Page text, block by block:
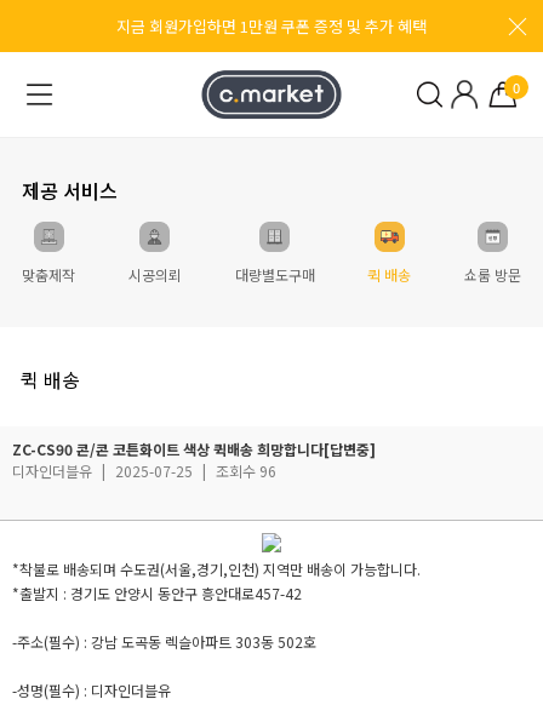
지금 회원가입하면 1만원 쿠폰 증정 및 추가 혜택
0
제공 서비스
맞춤제작 시공의뢰 대량별도구매 퀵 배송 쇼룸 방문
퀵 배송
ZC-CS90 콘/콘 코튼화이트 색상 퀵배송 희망합니다[답변중]
디자인더블유 | 2025-07-25 | 조회수 96
*착불로 배송되며 수도권(서울,경기,인천) 지역만 배송이 가능합니다.
*출발지 : 경기도 안양시 동안구 흥안대로457-42
-주소(필수) : 강남 도곡동 렉슬아파트 303동 502호
-성명(필수) : 디자인더블유